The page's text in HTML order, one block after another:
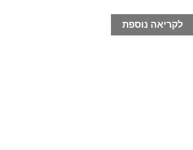
לקריאה נוספת